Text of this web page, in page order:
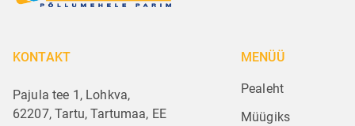
KONTAKT
Pajula tee 1, Lohkva,
62207, Tartu, Tartumaa, EE
MENÜÜ
Pealeht
Müügiks